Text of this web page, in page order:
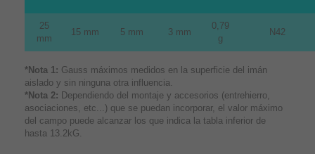
25
mm
15 mm 5 mm 3 mm
0,79
g
N42
*Nota 1: Gauss máximos medidos en la superficie del imán
aislado y sin ninguna otra influencia.
*Nota 2: Dependiendo del montaje y accesorios (entrehierro,
asociaciones, etc...) que se puedan incorporar, el valor máximo
del campo puede alcanzar los que indica la tabla inferior de
hasta 13.2kG.